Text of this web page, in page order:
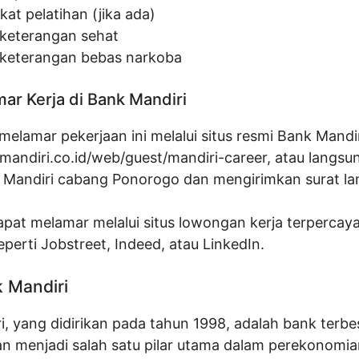
pelatihan (jika ada)
sehat
bebas narkoba
Kerja di Bank Mandiri
pekerjaan ini melalui situs resmi Bank
web/guest/mandiri-career, atau
cabang Ponorogo dan mengirimkan surat
melamar melalui situs lowongan kerja
Jobstreet, Indeed, atau LinkedIn.
Mandiri
yang didirikan pada tahun 1998, adalah bank
menjadi salah satu pilar utama dalam